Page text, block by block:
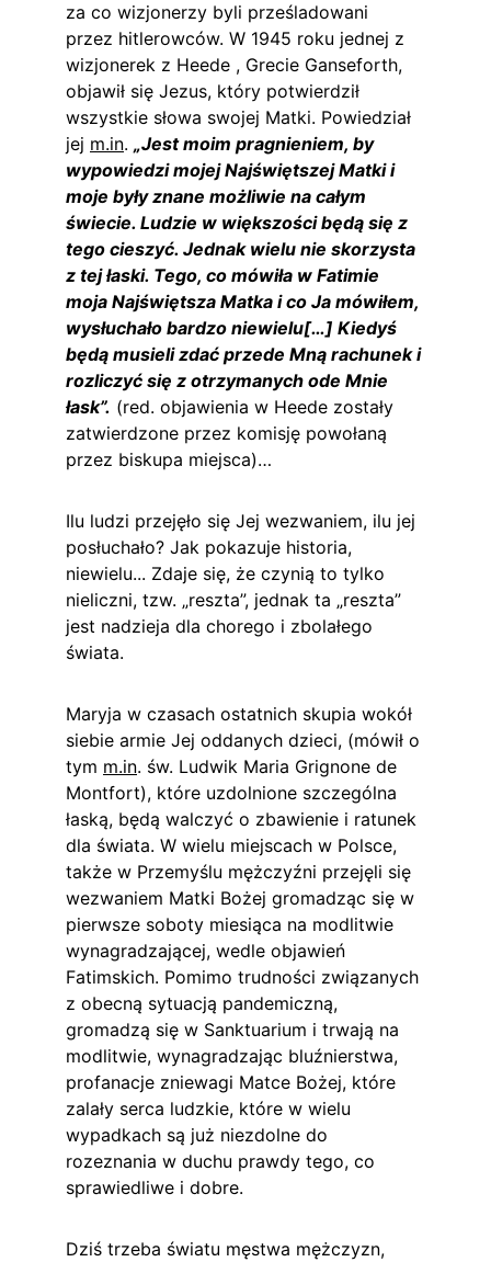
za co wizjonerzy byli prześladowani
przez hitlerowców. W 1945 roku jednej z
wizjonerek z Heede , Grecie Ganseforth,
objawił się Jezus, który potwierdził
wszystkie słowa swojej Matki. Powiedział
jej m.in. „Jest moim pragnieniem, by
wypowiedzi mojej Najświętszej Matki i
moje były znane możliwie na całym
świecie. Ludzie w większości będą się z
tego cieszyć. Jednak wielu nie skorzysta
z tej łaski. Tego, co mówiła w Fatimie
moja Najświętsza Matka i co Ja mówiłem,
wysłuchało bardzo niewielu[…] Kiedyś
będą musieli zdać przede Mną rachunek i
rozliczyć się z otrzymanych ode Mnie
łask”. (red. objawienia w Heede zostały
zatwierdzone przez komisję powołaną
przez biskupa miejsca)…
Ilu ludzi przejęło się Jej wezwaniem, ilu jej
posłuchało? Jak pokazuje historia,
niewielu... Zdaje się, że czynią to tylko
nieliczni, tzw. „reszta”, jednak ta „reszta”
jest nadzieja dla chorego i zbolałego
świata.
Maryja w czasach ostatnich skupia wokół
siebie armie Jej oddanych dzieci, (mówił o
tym m.in. św. Ludwik Maria Grignone de
Montfort), które uzdolnione szczególna
łaską, będą walczyć o zbawienie i ratunek
dla świata. W wielu miejscach w Polsce,
także w Przemyślu mężczyźni przejęli się
wezwaniem Matki Bożej gromadząc się w
pierwsze soboty miesiąca na modlitwie
wynagradzającej, wedle objawień
Fatimskich. Pomimo trudności związanych
z obecną sytuacją pandemiczną,
gromadzą się w Sanktuarium i trwają na
modlitwie, wynagradzając bluźnierstwa,
profanacje zniewagi Matce Bożej, które
zalały serca ludzkie, które w wielu
wypadkach są już niezdolne do
rozeznania w duchu prawdy tego, co
sprawiedliwe i dobre.
Dziś trzeba światu męstwa mężczyzn,